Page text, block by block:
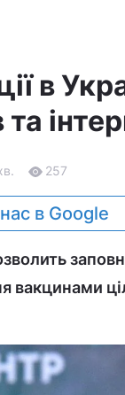
в
257
в Google
вакцинами